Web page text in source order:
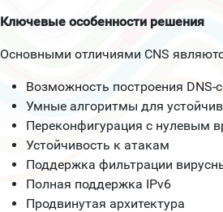
Ключевые особенности решения
Основными отличиями CNS
Возможность построения DNS-
Умные алгоритмы для
Переконфигурация с нулевым
Устойчивость к атакам
Поддержка фильтрации
Полная поддержка IPv6
Продвинутая архитектура